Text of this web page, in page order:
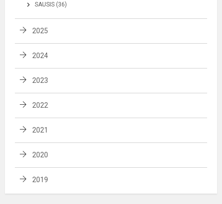
SAUSIS (36)
2025
2024
2023
2022
2021
2020
2019